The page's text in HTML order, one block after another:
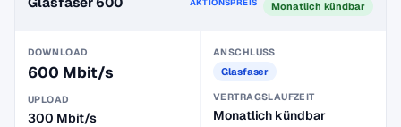
Monatlich kündbar
DOWNLOAD
600 Mbit/s
UPLOAD
300 Mbit/s
ANSCHLUSS
Glasfaser
VERTRAGSLAUFZEIT
Monatlich kündbar